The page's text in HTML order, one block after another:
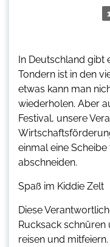
In Deutschland gibt
Tondern ist in den
etwas kann man
wiederholen. Aber
Festival, unsere
einmal eine
abschneiden.
Spaß im Kiddie Zelt
Diese
Rucksack schnüren
reisen und